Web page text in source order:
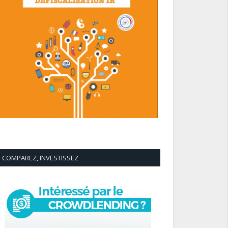
COMPAREZ, INVESTISSEZ